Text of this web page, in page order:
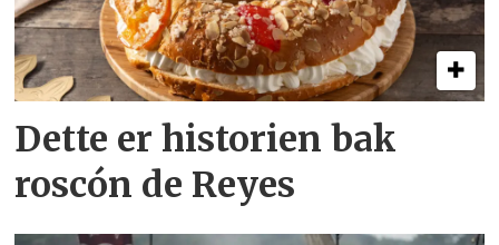
Dette er historien bak
roscón de Reyes